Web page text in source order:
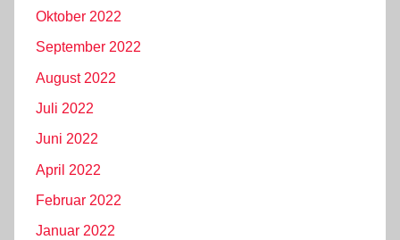
Oktober 2022
September 2022
August 2022
Juli 2022
Juni 2022
April 2022
Februar 2022
Januar 2022